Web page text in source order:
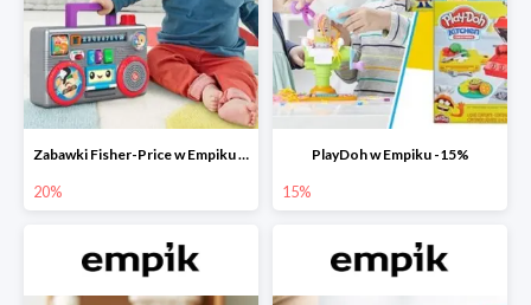
Zabawki Fisher-Price w Empiku do -20%
20%
PlayDoh w Empiku -15%
15%